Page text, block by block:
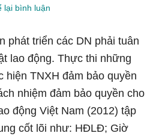
lại bình luận
phát triển các DN phải tuân
lao động. Thực thi những
hiện TNXH đảm bảo quyền
nhiệm đảm bảo quyền cho
động Việt Nam (2012) tập
cốt lõi như: HĐLĐ; Giờ